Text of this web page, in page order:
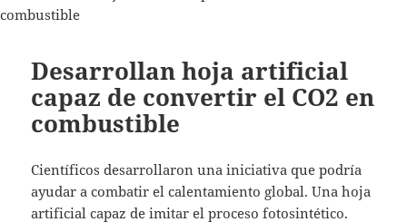
Desarrollan hoja artificial
capaz de convertir el CO2 en
combustible
Científicos desarrollaron una iniciativa que podría
ayudar a combatir el calentamiento global. Una hoja
artificial capaz de imitar el proceso fotosintético.